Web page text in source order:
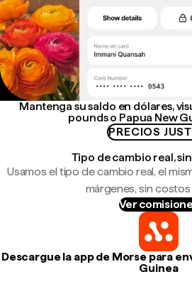
Mantenga su saldo en dólares,
pounds o Papua New
PRECIOS
Tipo de cambio real,
Usamos el tipo de cambio real, el
márgenes, sin
Ver
Descargue la app de Morse para
Guinea